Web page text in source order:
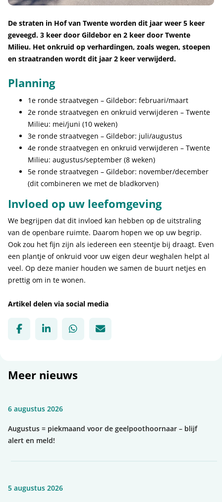
De straten in Hof van Twente worden dit jaar weer 5 keer
geveegd. 3 keer door Gildebor en 2 keer door Twente
Milieu. Het onkruid op verhardingen, zoals wegen, stoepen
en straatranden wordt dit jaar 2 keer verwijderd.
Planning
1e ronde straatvegen – Gildebor: februari/maart
2e ronde straatvegen en onkruid verwijderen – Twente
Milieu: mei/juni (10 weken)
3e ronde straatvegen – Gildebor: juli/augustus
4e ronde straatvegen en onkruid verwijderen – Twente
Milieu: augustus/september (8 weken)
5e ronde straatvegen – Gildebor: november/december
(dit combineren we met de bladkorven)
Invloed op uw leefomgeving
We begrijpen dat dit invloed kan hebben op de uitstraling
van de openbare ruimte. Daarom hopen we op uw begrip.
Ook zou het fijn zijn als iedereen een steentje bij draagt. Even
een plantje of onkruid voor uw eigen deur weghalen helpt al
veel. Op deze manier houden we samen de buurt netjes en
prettig om in te wonen.
Artikel delen via social media
Deel via Facebook, opent in nieuw tabblad
Deel via LinkedIn, opent in nieuw
Deel via WhatsApp, opent in
Deel via Mail, opent in
Meer nieuws
6 augustus 2026
Augustus = piekmaand voor de geelpoothoornaar – blijf
alert en meld!
5 augustus 2026